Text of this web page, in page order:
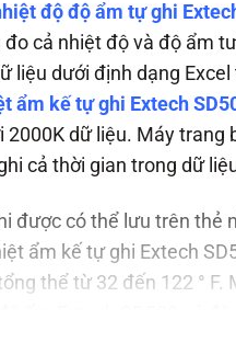
độ độ ẩm tự ghi
đo cả nhiệt độ và độ ẩm
liệu dưới định dạng Excel
ẩm kế tự ghi Extech
2000K dữ liệu. Máy trang
cả thời gian trong dữ
được có thể lưu trên thẻ
ẩm kế tự ghi Extech
thể từ 32 đến 122 ° F.